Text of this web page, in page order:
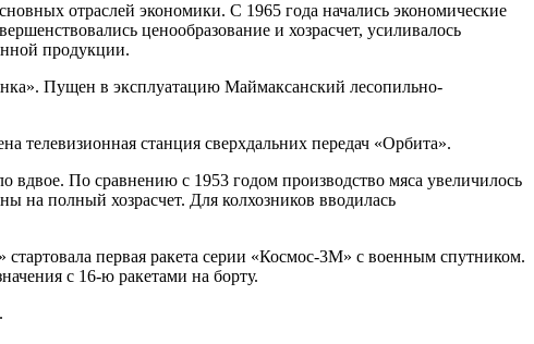
отраслей экономики. С 1965 года начались экономические
ценообразование и хозрасчет, усиливалось
продукции.
Пущен в эксплуатацию Маймаксанский лесопильно-
телевизионная станция сверхдальних передач «Орбита».
вдвое. По сравнению с 1953 годом производство мяса увеличилось
на полный хозрасчет. Для колхозников вводилась
первая ракета серии «Космос-3М» с военным спутником.
с 16-ю ракетами на борту.